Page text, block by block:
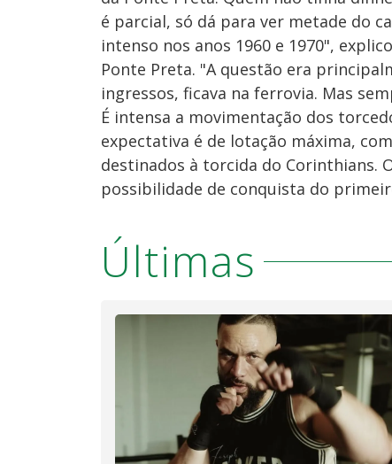
é parcial, só dá para ver metade do
intenso nos anos 1960 e 1970",
Ponte Preta. "A questão era
ingressos, ficava na ferrovia. Mas
É intensa a movimentação dos
expectativa é de lotação máxima,
destinados à torcida do Corinthians.
possibilidade de conquista do
Últimas